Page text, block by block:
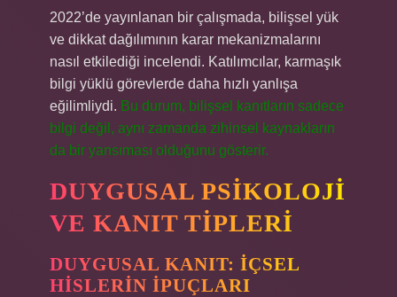
2022’de yayınlanan bir çalışmada, bilişsel yük
ve dikkat dağılımının karar mekanizmalarını
nasıl etkilediği incelendi. Katılımcılar, karmaşık
bilgi yüklü görevlerde daha hızlı yanlışa
eğilimliydi. Bu durum, bilişsel kanıtların sadece
bilgi değil, aynı zamanda zihinsel kaynakların
da bir yansıması olduğunu gösterir.
DUYGUSAL PSIKOLOJI
VE KANIT TIPLERI
DUYGUSAL KANIT: İÇSEL
HISLERIN İPUÇLARI